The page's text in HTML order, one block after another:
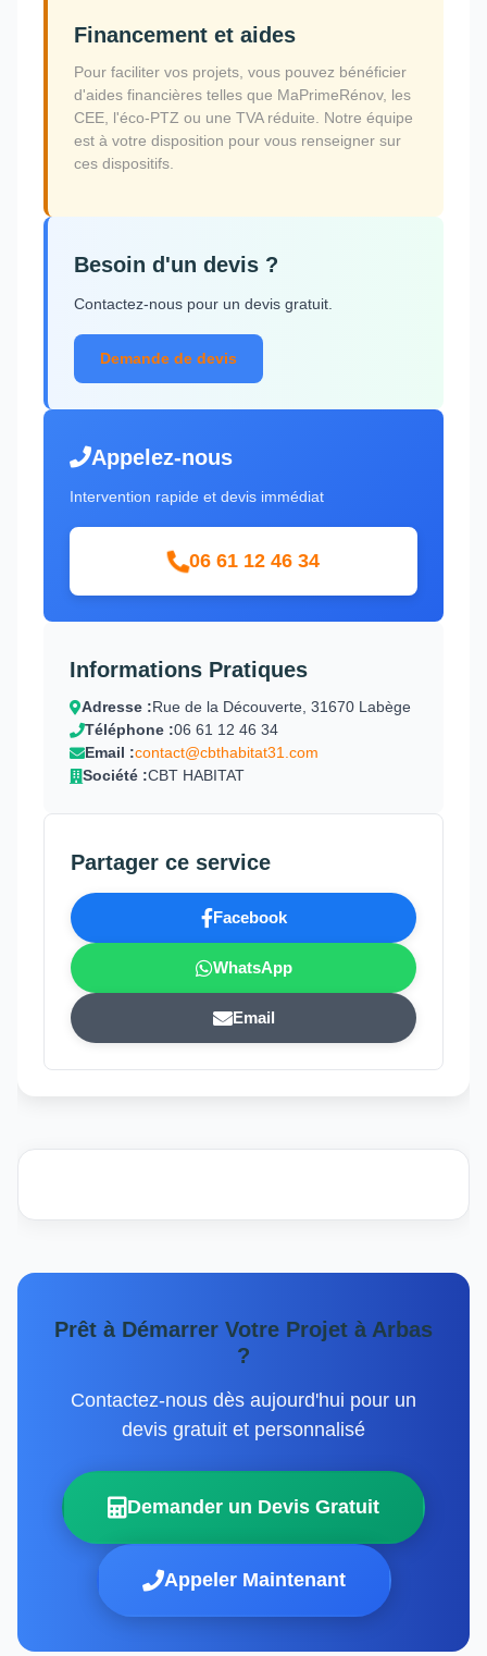
Financement et aides
Pour faciliter vos projets, vous pouvez bénéficier
d'aides financières telles que MaPrimeRénov, les
CEE, l'éco-PTZ ou une TVA réduite. Notre équipe
est à votre disposition pour vous renseigner sur
ces dispositifs.
Besoin d'un devis ?
Contactez-nous pour un devis gratuit.
Demande de devis
Appelez-nous
Intervention rapide et devis immédiat
06 61 12 46 34
Informations Pratiques
Adresse :Rue de la Découverte, 31670 Labège
Téléphone :06 61 12 46 34
Email :contact@cbthabitat31.com
Société :CBT HABITAT
Partager ce service
Facebook
WhatsApp
Email
Prêt à Démarrer Votre Projet à Arbas
?
Contactez-nous dès aujourd'hui pour un
devis gratuit et personnalisé
Demander un Devis Gratuit
Appeler Maintenant